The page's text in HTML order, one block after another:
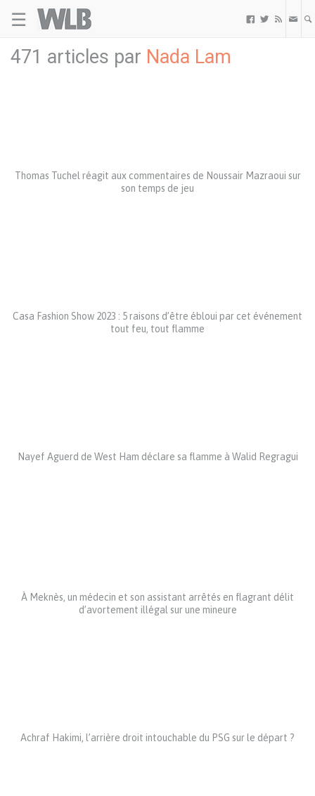
☰   
471 articles par Nada Lam
Thomas Tuchel réagit aux commentaires de Noussair Mazraoui sur
son temps de jeu
Casa Fashion Show 2023 : 5 raisons d’être ébloui par cet événement
tout feu, tout flamme
Nayef Aguerd de West Ham déclare sa flamme à Walid Regragui
À Meknès, un médecin et son assistant arrêtés en flagrant délit
d’avortement illégal sur une mineure
Achraf Hakimi, l’arrière droit intouchable du PSG sur le départ ?